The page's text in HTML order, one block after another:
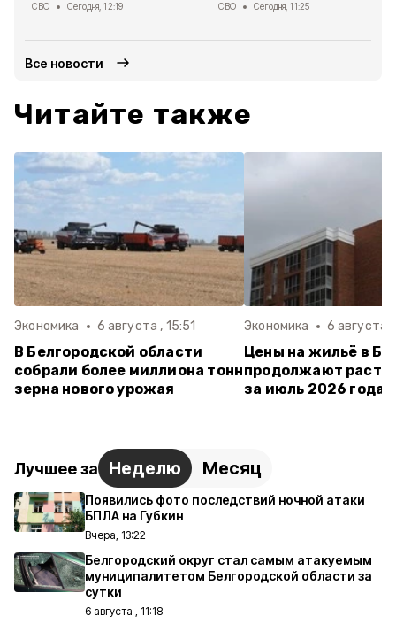
СВО Сегодня, 12:19 СВО Сегодня, 11:25
Все новости
Читайте также
Экономика 6 августа , 15:51
В Белгородской области
собрали более миллиона тонн
зерна нового урожая
Экономика 6 августа
Цены на жильё в
продолжают
за июль 2026 года
Лучшее за Неделю Месяц
Появились фото последствий ночной атаки
БПЛА на Губкин
Вчера, 13:22
Белгородский округ стал самым атакуемым
муниципалитетом Белгородской области за
сутки
6 августа , 11:18